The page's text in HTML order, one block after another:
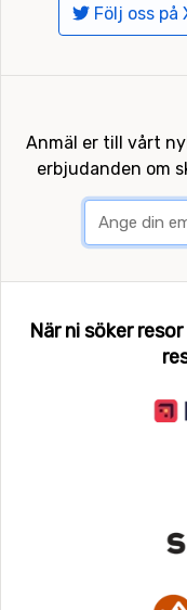
Följ oss på
Anmäl er till vårt
erbjudanden om
När ni söker